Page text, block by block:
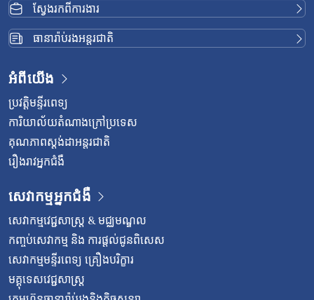
ស្វែងរកពីការងារ
ធានារ៉ាប់រងអន្តរជាតិ
អំពីយើង
ប្រវត្តិមន្ទីរពេទ្យ
ការិយាល័យតំណាងក្រៅប្រទេស
គុណភាពស្តង់ដាអន្តរជាតិ
រឿងរាវអ្នកជំងឺ
សេវាកម្មអ្នកជំងឺ
សេវាកម្មវេជ្ជសាស្រ្ត & មជ្ឈមណ្ឌល
កញ្ចប់សេវាកម្ម និង ការផ្តល់ជូនពិសេស
សេវាកម្មមន្ទីរពេទ្យ គ្រឿងបរិក្ខារ
មគ្គុទេសវេជ្ជសាស្ត្រ